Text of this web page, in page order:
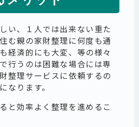
い、１人では出来ない重た
む親の家財整理に何度も通
経済的にも大変、等の様々
行うのは困難な場合には専
整理サービスに依頼するの
なります。
と効率よく整理を進めるこ